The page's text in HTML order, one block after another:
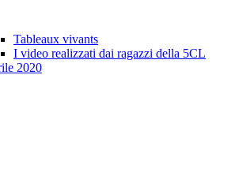
Tableaux vivants
I video realizzati dai ragazzi della 5CL
2020